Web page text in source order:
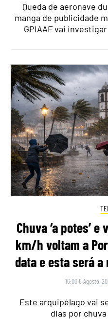
Queda de aeronave
manga de publicidade
GPIAAF vai
Chuva ‘a potes’
km/h voltam a
data e esta será
16:00 8 Agosto,
Este arquipélago vai
dias por